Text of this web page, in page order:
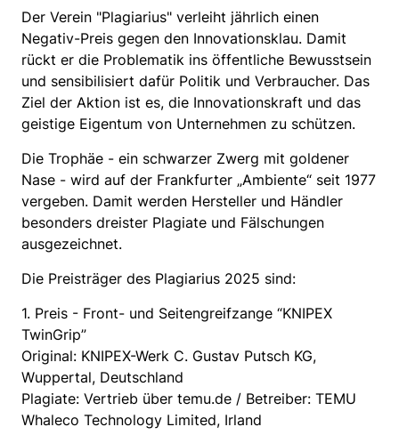
Der Verein "Plagiarius" verleiht jährlich einen
Negativ-Preis gegen den Innovationsklau. Damit
rückt er die Problematik ins öffentliche Bewusstsein
und sensibilisiert dafür Politik und Verbraucher. Das
Ziel der Aktion ist es, die Innovationskraft und das
geistige Eigentum von Unternehmen zu schützen.
Die Trophäe - ein schwarzer Zwerg mit goldener
Nase - wird auf der Frankfurter „Ambiente“ seit 1977
vergeben. Damit werden Hersteller und Händler
besonders dreister Plagiate und Fälschungen
ausgezeichnet.
Die Preisträger des Plagiarius 2025 sind:
1. Preis - Front- und Seitengreifzange “KNIPEX
TwinGrip”
Original: KNIPEX-Werk C. Gustav Putsch KG,
Wuppertal, Deutschland
Plagiate: Vertrieb über temu.de / Betreiber: TEMU
Whaleco Technology Limited, Irland